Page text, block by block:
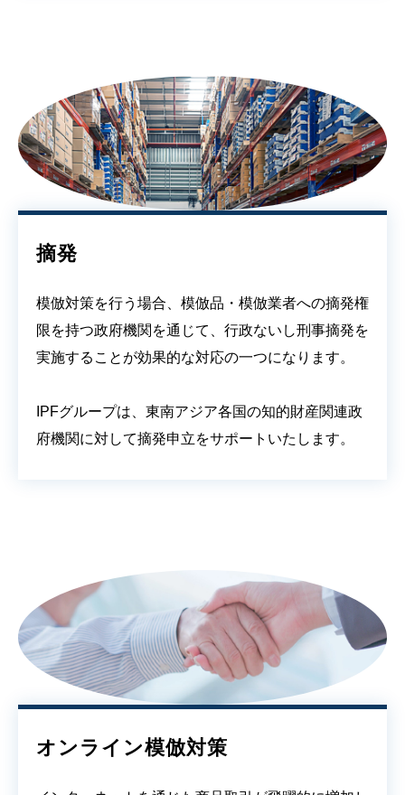
摘発
模倣対策を行う場合、模倣品・模倣業者への摘発権
限を持つ政府機関を通じて、行政ないし刑事摘発を
実施することが効果的な対応の一つになります。
IPFグループは、東南アジア各国の知的財産関連政
府機関に対して摘発申立をサポートいたします。
オンライン模倣対策